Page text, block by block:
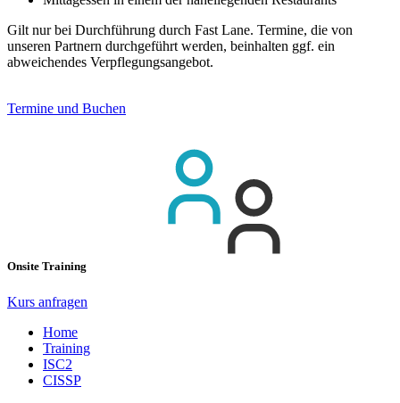
Gilt nur bei Durchführung durch Fast Lane. Termine, die von
unseren Partnern durchgeführt werden, beinhalten ggf. ein
abweichendes Verpflegungsangebot.
Termine und Buchen
Onsite Training
Kurs anfragen
Home
Training
ISC2
CISSP